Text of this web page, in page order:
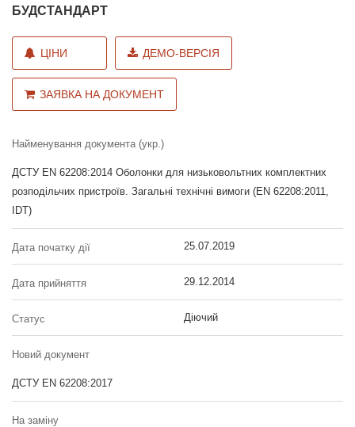
БУДСТАНДАРТ
ЦІНИ ДЕМО-ВЕРСІЯ
ЗАЯВКА НА ДОКУМЕНТ
Найменування документа (укр.)
ДСТУ EN 62208:2014 Оболонки для низьковольтних комплектних
розподільчих пристроїв. Загальні технічні вимоги (EN 62208:2011,
IDT)
Дата початку дії 25.07.2019
Дата прийняття 29.12.2014
Статус Діючий
Новий документ
ДСТУ EN 62208:2017
На заміну